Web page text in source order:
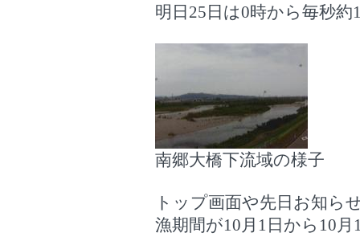
明日25日は0時から毎秒
南郷大橋下流域の様子
トップ画面や先日お知ら
漁期間が10月1日から10